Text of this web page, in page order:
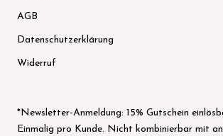
AGB
Datenschutzerklärung
Widerruf
*Newsletter-Anmeldung: 15% Gutschein
Einmalig pro Kunde. Nicht kombinierbar mit